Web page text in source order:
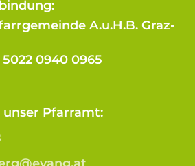
A.u.H.B. Graz-
5022 0940 0965
unser Pfarramt: